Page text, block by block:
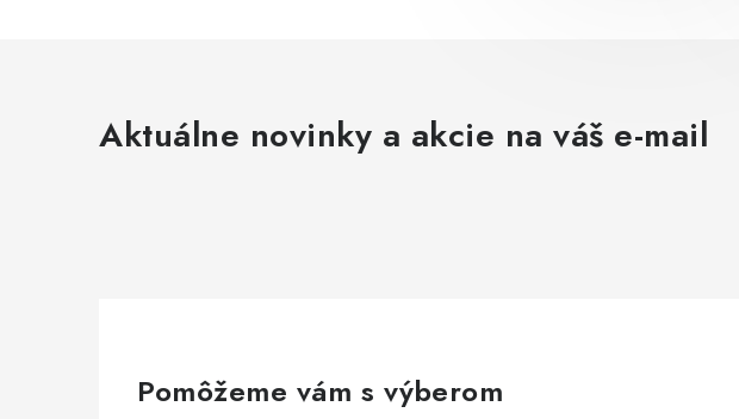
Aktuálne novinky a akcie na váš e-mail
Pomôžeme vám s výberom